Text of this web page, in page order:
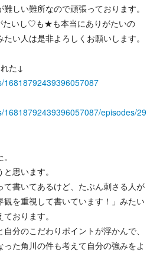
しい難所なので頑張っております。
たいし♡も★も本当にありがたいの
い人は是非よろしくお願いします。
た↓
16818792439396057087
16818792439396057087/episodes/29
思います。
書いてあるけど、たぶん刺さる人が
観を重視して書いています！」みたい
おります。
分のこだわりポイントが浮かんで、
た角川の件も考えて自分の強みをよ